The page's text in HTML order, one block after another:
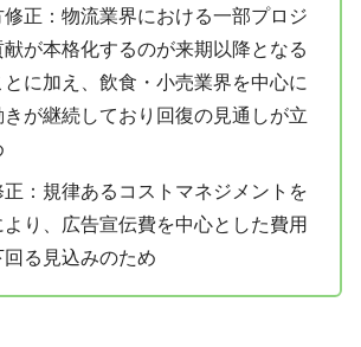
修正：物流業界における一部プロジ
献が本格化するのが来期以降となる
とに加え、飲食・小売業界を中心に
が継続しており回復の見通しが立
正：規律あるコストマネジメントを
り、広告宣伝費を中心とした費用
る見込みのため